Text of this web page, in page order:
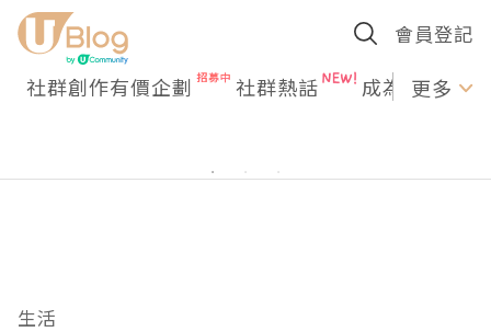
會員登記
社群創作有價企劃 社群熱話 成為U更多
生活